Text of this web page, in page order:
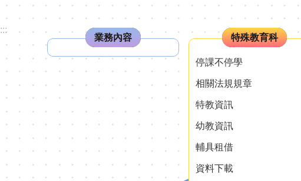
:::
業務內容 特殊教育科
停課不停學
相關法規規章
特教資訊
幼教資訊
輔具租借
資料下載